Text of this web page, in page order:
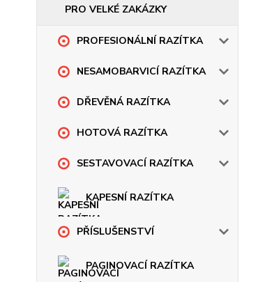
PRO VELKÉ ZAKÁZKY
PROFESIONÁLNÍ RAZÍTKA
NESAMOBARVICÍ RAZÍTKA
DŘEVĚNÁ RAZÍTKA
HOTOVÁ RAZÍTKA
SESTAVOVACÍ RAZÍTKA
KAPESNÍ RAZÍTKA
PŘÍSLUŠENSTVÍ
PAGINOVACÍ RAZÍTKA